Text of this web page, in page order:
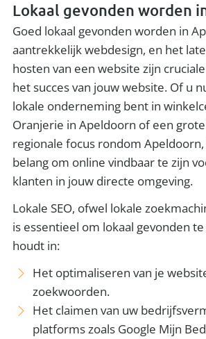
Lokaal gevonden worden
Goed lokaal gevonden worden in
aantrekkelijk webdesign, en het
hosten van een website zijn
het succes van jouw website. Of u
lokale onderneming bent in
Oranjerie in Apeldoorn of een
regionale focus rondom
belang om online vindbaar te zijn
klanten in jouw directe omgeving.
Lokale SEO, ofwel lokale
is essentieel om lokaal gevonden
houdt in:
Het optimaliseren van je
zoekwoorden.
Het claimen van uw
platforms zoals Google Mijn